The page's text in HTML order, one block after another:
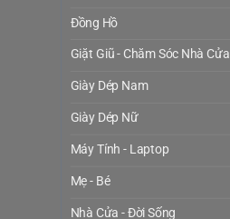
Đồng Hồ
Giặt Giũ - Chăm Sóc Nhà Cửa
Giày Dép Nam
Giày Dép Nữ
Máy Tính - Laptop
Mẹ - Bé
Nhà Cửa - Đời Sống